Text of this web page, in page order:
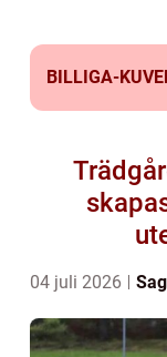
BILLIGA-
04 juli 2026